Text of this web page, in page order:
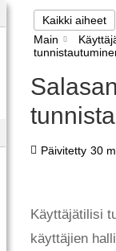
Kaikki aiheet
Main
Päivitetty 30
Käyttäjätilisi
käyttäjien